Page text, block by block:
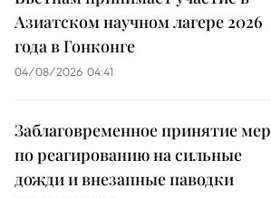
Азиатском научном лагере 2026
года в Гонконге
04/08/2026 04:41
Заблаговременное принятие мер
по реагированию на сильные
дожди и внезапные паводки